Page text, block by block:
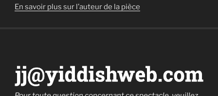
En savoir plus sur l’auteur de la pièce